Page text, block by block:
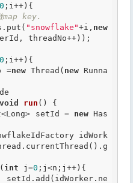
;i++){
map key.
"snowflake"+i, new
threadNo++));
;i++){
=
new Thread( new Runna
void run () {
Set<Long> setId =
new Has
( int j=0 ;j<n;j++){